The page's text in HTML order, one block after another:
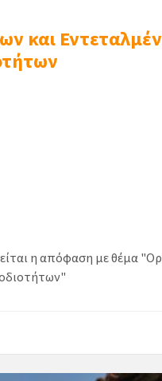
και
η απόφαση με θέμα